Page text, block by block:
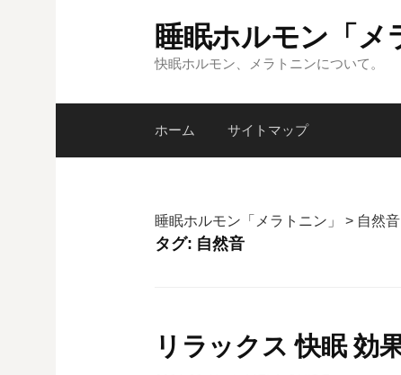
ツ
ス
睡眠ホルモン「メ
快眠ホルモン、メラトニンについて。
ホーム サイトマップ
睡眠ホルモン「メラトニン」 > 自然音
タグ: 自然音
リラックス 快眠 効